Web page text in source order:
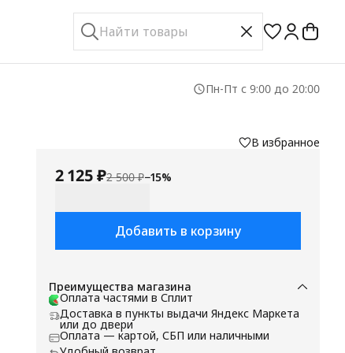
Пн-Пт с 9:00 до 20:00
В избранное
2 125 ₽2 500 ₽−15%
Добавить в корзину
Преимущества магазина
Оплата частями в Сплит
Доставка в пункты выдачи Яндекс Маркета
или до двери
Оплата — картой, СБП или наличными